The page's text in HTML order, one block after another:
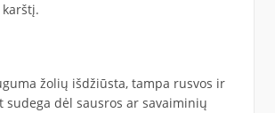
žolių išdžiūsta, tampa rusvos ir
sudega dėl sausros ar savaiminių